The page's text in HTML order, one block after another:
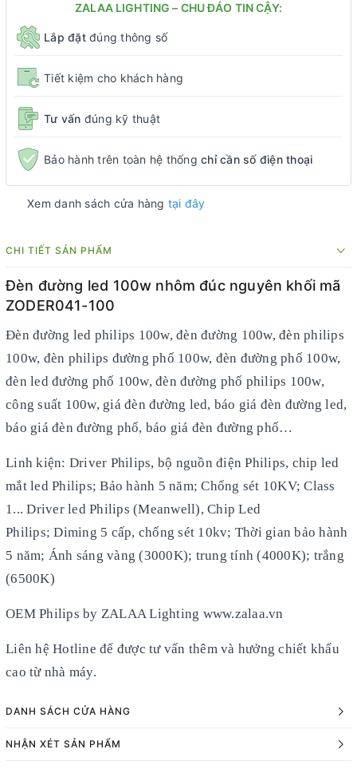
ZALAA LIGHTING – CHU ĐÁO TIN CẬY:
Lắp đặtđúng thông số
Tiết kiệm cho khách hàng
Tư vấn đúng kỹ thuật
Bảo hành trên toàn hệ thống chỉ cần số điện thoại
Xem danh sách cửa hàng tại đây
CHI TIẾT SẢN PHẨM
Đèn đường led 100w nhôm đúc nguyên khối mã
ZODER041-100
Đèn đường led philips 100w, đèn đường 100w, đèn philips
100w, đèn philips đường phố 100w, đèn đường phố 100w,
đèn led đường phố 100w, đèn đường phố philips 100w,
công suất 100w, giá đèn đường led, báo giá đèn đường led,
báo giá đèn đường phố, báo giá đèn đường phố…
Linh kiện: Driver Philips, bộ nguồn điện Philips, chip led
mắt led Philips; Bảo hành 5 năm; Chống sét 10KV; Class
1... Driver led Philips (Meanwell), Chip Led
Philips; Diming 5 cấp, chống sét 10kv; Thời gian bảo hành
5 năm; Ánh sáng vàng (3000K); trung tính (4000K); trắng
(6500K)
OEM Philips by ZALAA Lighting www.zalaa.vn
Liên hệ Hotline để được tư vấn thêm và hưởng chiết khấu
cao từ nhà máy.
DANH SÁCH CỬA HÀNG
NHẬN XÉT SẢN PHẨM